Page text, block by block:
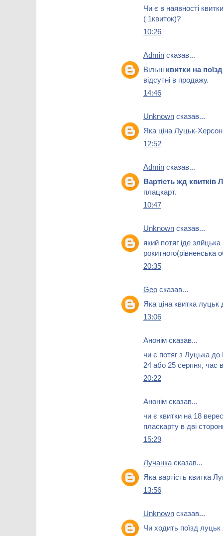
Чи є в наявності
( 1квиток)?
10:26
Adminсказав...
Вільні квитки на
відсутні в продажу.
14:46
Unknownсказав...
Яка ціна Луцьк-
12:52
Adminсказав...
Вартість жд
плацкарт.
10:47
Unknownсказав...
який потяг іде
рокитного(рівненська
20:35
Geoсказав...
Яка ціна квитка луцьк
13:06
Анонім сказав...
чи є потяг з Луцька
24 або 25 серпня, час
20:22
Анонім сказав...
чи є квитки на 18
пласкарту в дві
15:29
Лучанкасказав...
Яка вартість квитка
13:56
Unknownсказав...
Чи ходить поїзд